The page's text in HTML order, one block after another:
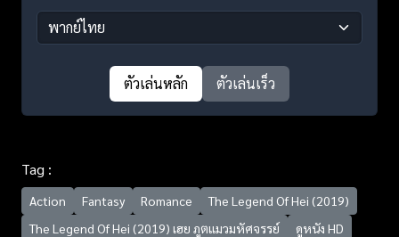
ตัวเล่นหลัก ตัวเล่นเร็ว
Tag :
Action Fantasy Romance
The Legend Of Hei (2019)
The Legend Of Hei (2019) เฮย ภูตแมวมหัศจรรย์​
ดูหนัง HD